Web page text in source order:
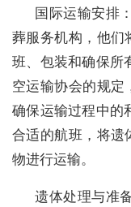
国际运输安排
葬服务机构，他们
班、包装和确保所
空运输协会的规定
确保运输过程中的
合适的航班，将遗
物进行运输。
遗体处理与准